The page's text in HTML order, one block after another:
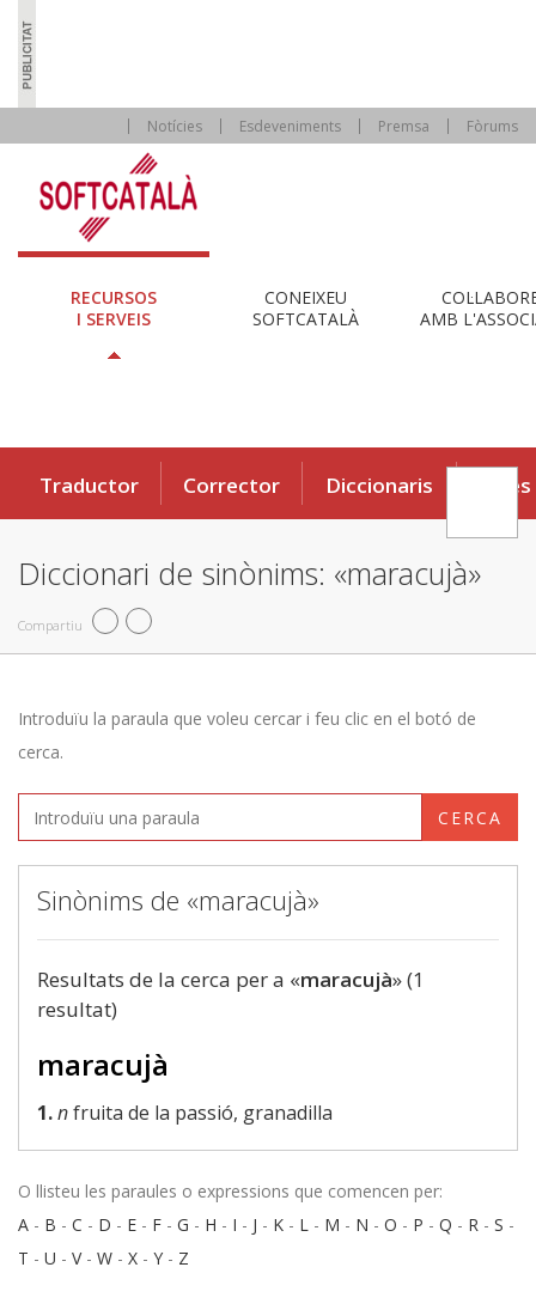
Notícies Esdeveniments Premsa Fòrums
RECURSOS
I SERVEIS
CONEIXEU
SOFTCATALÀ
AMB
Traductor Corrector Diccionaris Eines
Diccionari de sinònims: «maracujà»
Compartiu
Introduïu la paraula que voleu cercar i feu clic en el botó de
cerca.
CERCA
Sinònims de «maracujà»
Resultats de la cerca per a «maracujà» (1
resultat)
maracujà
1.nfruita de la passió, granadilla
O llisteu les paraules o expressions que comencen per:
A - B - C - D - E - F - G - H - I - J - K - L - M - N - O - P - Q - R - S -
T - U - V- W - X - Y - Z